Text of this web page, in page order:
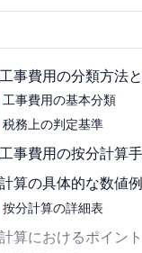
事費用の分類方法
工事費用の基本分類
税務上の判定基準
事費用の按分計算
算の具体的な数値例
按分計算の詳細表
算におけるポイン